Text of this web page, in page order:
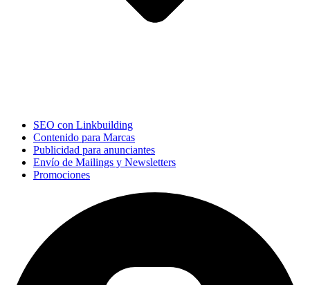
SEO con Linkbuilding
Contenido para Marcas
Publicidad para anunciantes
Envío de Mailings y Newsletters
Promociones